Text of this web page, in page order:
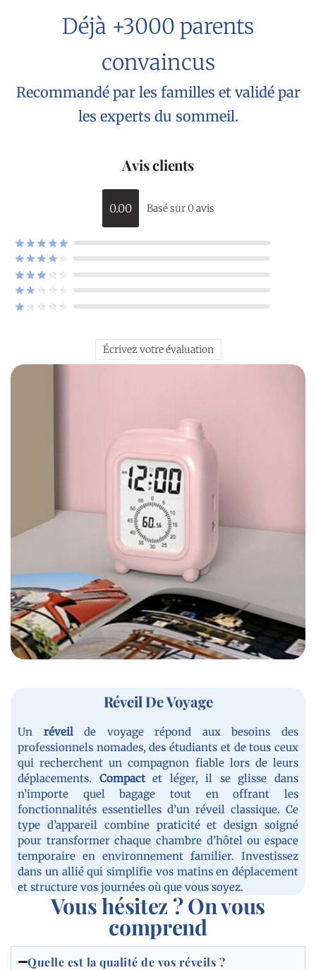
Déjà +3000 parents
convaincus
Recommandé par les familles et validé par
les experts du sommeil.
Avis clients
0.00 Basé sur 0 avis
Écrivez votre évaluation
Réveil De Voyage
Un réveilde voyage répond aux besoins des
professionnels nomades, des étudiants et de tous ceux
qui recherchent un compagnon fiable lors de leurs
déplacements. Compactet léger, il se glisse dans
n’importe quel bagage tout en offrant les
fonctionnalités essentielles d’un réveil classique. Ce
type d’appareil combine praticité et design soigné
pour transformer chaque chambre d’hôtel ou espace
temporaire en environnement familier. Investissez
dans un allié qui simplifie vos matins en déplacement
et structure vos journées où que vous soyez.
Vous hésitez ? On vous
comprend
Quelle est la qualité de vos réveils ?